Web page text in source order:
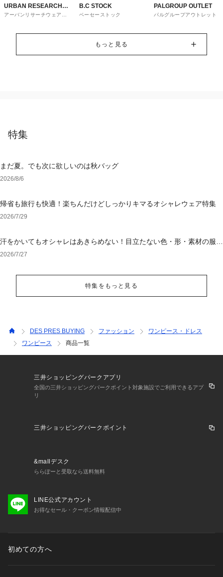
URBAN RESEARCH
ware house
アーバンリサーチウェアハ
B.C STOCK
ベーセーストック
PALGROUP OUTLET
パルグループアウトレット
もっと見る
特集
まだ夏。でも次に欲しいのは秋バッグ
2026/8/6
帰省も旅行も快適！楽ちんだけどしっかりキマるオシャレウェア特集
2026/7/29
汗をかいてもオシャレはあきらめない！目立たない色・形・素材の服を
アウトレットで
2026/7/27
特集をもっと見る
DES PRES BUYING ファッション
ワンピース・ドレス
ワンピース
商品一覧
三井ショッピングパークアプリ
全国の三井ショッピングパークポイント対象施設でご利用できるアプ
リ
三井ショッピングパークポイント
&mallデスク
ららぽーと受取なら送料無料
LINE公式アカウント
お得なセール・クーポン情報配信中
初めての方へ